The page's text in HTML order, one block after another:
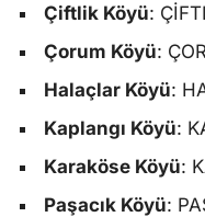
Çiftlik Köyü:
Çorum Köyü:
Halaçlar Köyü:
Kaplangı Köyü:
Karaköse Köyü:
Paşacık Köyü: